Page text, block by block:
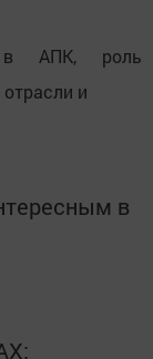
в АПК, роль
и
в